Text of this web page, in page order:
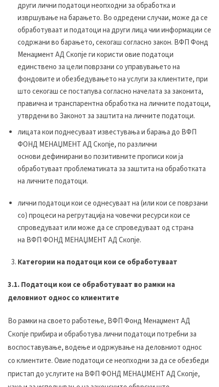
други лични податоци неопходни за обработка и
извршување на барањето. Во одредени случаи, може да се
обработуваат и податоци на други лица чии информации се
содржани во барањето, секогаш согласно закон. ВФП Фонд
Менаџмент АД Скопје ги користи овие податоци
единствено за цели поврзани со управувањето на
фондовите и обезбедувањето на услуги за клиентите, при
што секогаш се постапува согласно начелата за законита,
правична и транспарентна обработка на личните податоци,
утврдени во Законот за заштита на личните податоци.
лицата кои поднесуваат известувања и барања до ВФП
ФОНД МЕНАЏМЕНТ АД Скопје, по различни
основи дефинирани во позитивните прописи кои ја
обработуваат проблематиката за заштита на обработката
на личните податоци.
лични податоци кои се однесуваат на (или кои се поврзани
со) процеси на регрутација на човечки ресурси кои се
спроведуваат или може да се спроведуваат од страна
на ВФП ФОНД МЕНАЏМЕНТ АД Скопје.
Категории на податоци кои се обработуваат
3.1. Податоци кои се обработуваат во рамки на
деловниот однос со клиентите
Во рамки на своето работење, ВФП Фонд Менаџмент АД
Скопје прибира и обработува лични податоци потребни за
воспоставување, водење и одржување на деловниот однос
со клиентите. Овие податоци се неопходни за да се обезбеди
пристап до услугите на ВФП ФОНД МЕНАЏМЕНТ АД Скопје,